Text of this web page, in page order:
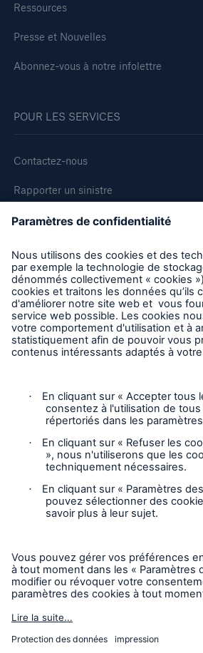
Ressources
Presse et Nouvelles
Abonnez-vous à notre infolettre
POUR LES SERVICES
Contactez-nous
Rapporter un sinistre
Demande de soumission d'assurance -
Demander une inspection
Suivre HSB Canada
Vie privée
Mentions légales
Responsable des plaintes
Paramètres des cookies
Mode accessibilité
© 2026 La Compagnie d’Inspection et
HSB. Tous droits réservés. Ce contenu